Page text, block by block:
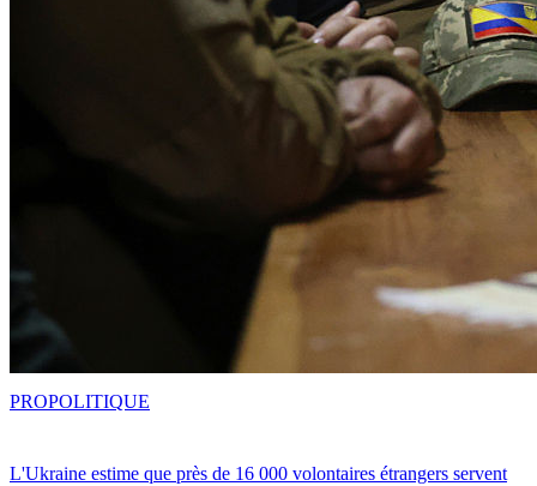
L'Ukraine estime que près de 16 000 volontaires étrangers servent
PROPOLITIQUE